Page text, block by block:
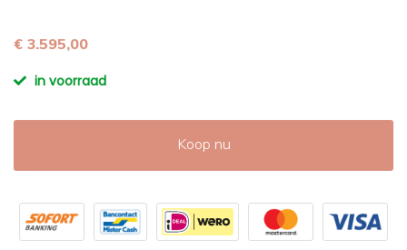
€ 3.595,00
in voorraad
Koop nu